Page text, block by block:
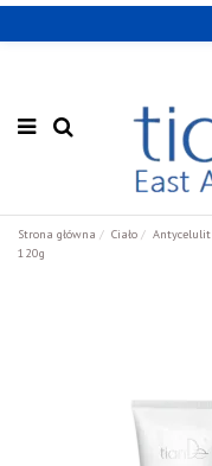
Strona główna Ciało Antycelulit
120g